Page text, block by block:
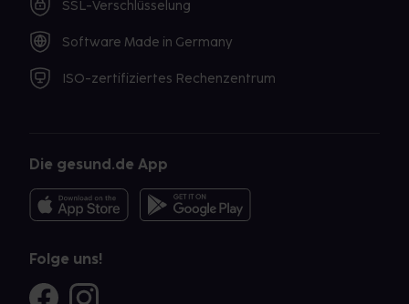
SSL-Verschlüsselung
Software Made in Germany
ISO-zertifiziertes Rechenzentrum
Die gesund.de App
Folge uns!